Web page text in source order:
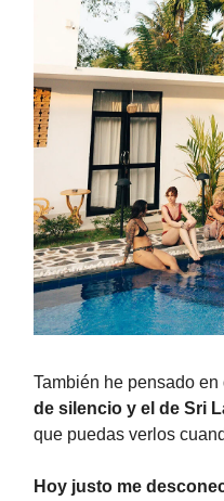
También he pensado en
de silencio y el de Sri
que puedas verlos
Hoy justo me